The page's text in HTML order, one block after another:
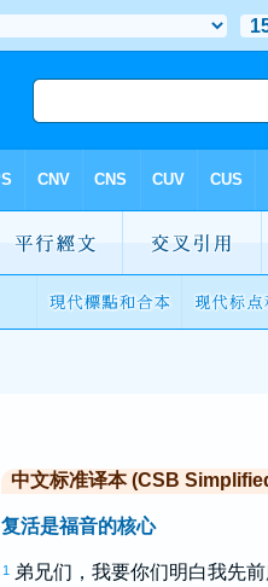
中文标准译本 (CSB
复活是福音的核心
1 弟兄们，我要你们明白我先